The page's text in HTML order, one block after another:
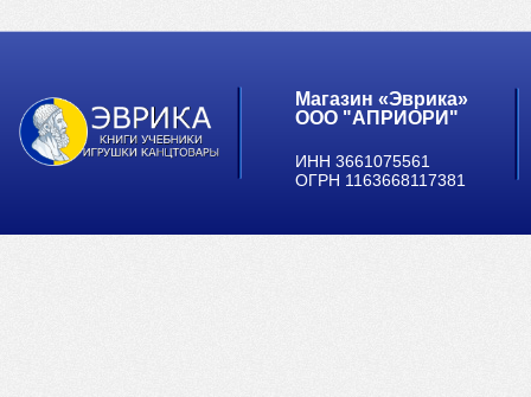
Магазин «Эврика»
ООО "АПРИОРИ"
ИНН 3661075561
ОГРН 1163668117381